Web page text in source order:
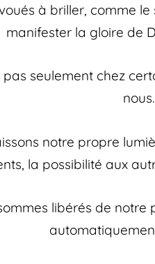
à briller, comme
manifester la gloire de
seulement chez
nous.
notre propre
la possibilité aux
libérés de